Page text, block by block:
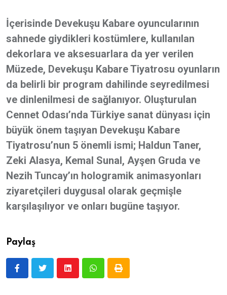
İçerisinde Devekuşu Kabare oyuncularının
sahnede giydikleri kostümlere, kullanılan
dekorlara ve aksesuarlara da yer verilen
Müzede, Devekuşu Kabare Tiyatrosu oyunların
da belirli bir program dahilinde seyredilmesi
ve dinlenilmesi de sağlanıyor. Oluşturulan
Cennet Odası’nda Türkiye sanat dünyası için
büyük önem taşıyan Devekuşu Kabare
Tiyatrosu’nun 5 önemli ismi; Haldun Taner,
Zeki Alasya, Kemal Sunal, Ayşen Gruda ve
Nezih Tuncay’ın hologramik animasyonları
ziyaretçileri duygusal olarak geçmişle
karşılaşılıyor ve onları bugüne taşıyor.
Paylaş